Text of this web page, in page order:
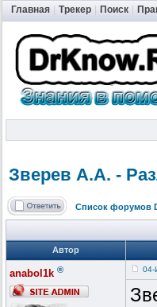
Главная Трекер Поиск
Зверев А.А. -
Список форумов
Автор
anabol1k ® 04-